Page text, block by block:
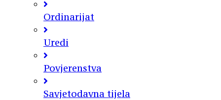
Ordinarijat
Uredi
Povjerenstva
Savjetodavna tijela